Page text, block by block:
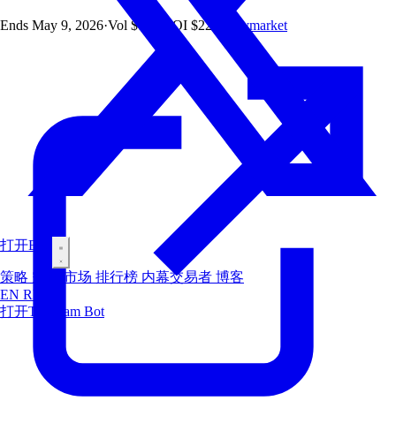
打开Bot
策略 空投 市场 排行榜 内幕交易者 博客
EN RU
打开Telegram Bot
Ends May 9, 2026·Vol $1.8M ·OI $224 Polymarket